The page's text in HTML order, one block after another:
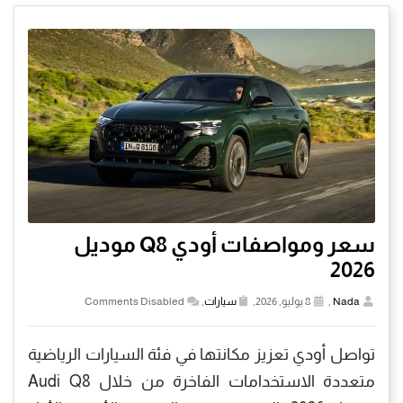
سعر ومواصفات أودي Q8 موديل
2026
Nada
, سيارات,
Comments Disabled
تواصل أودي تعزيز مكانتها في فئة السيارات الرياضية
متعددة الاستخدامات الفاخرة من خلال Audi Q8